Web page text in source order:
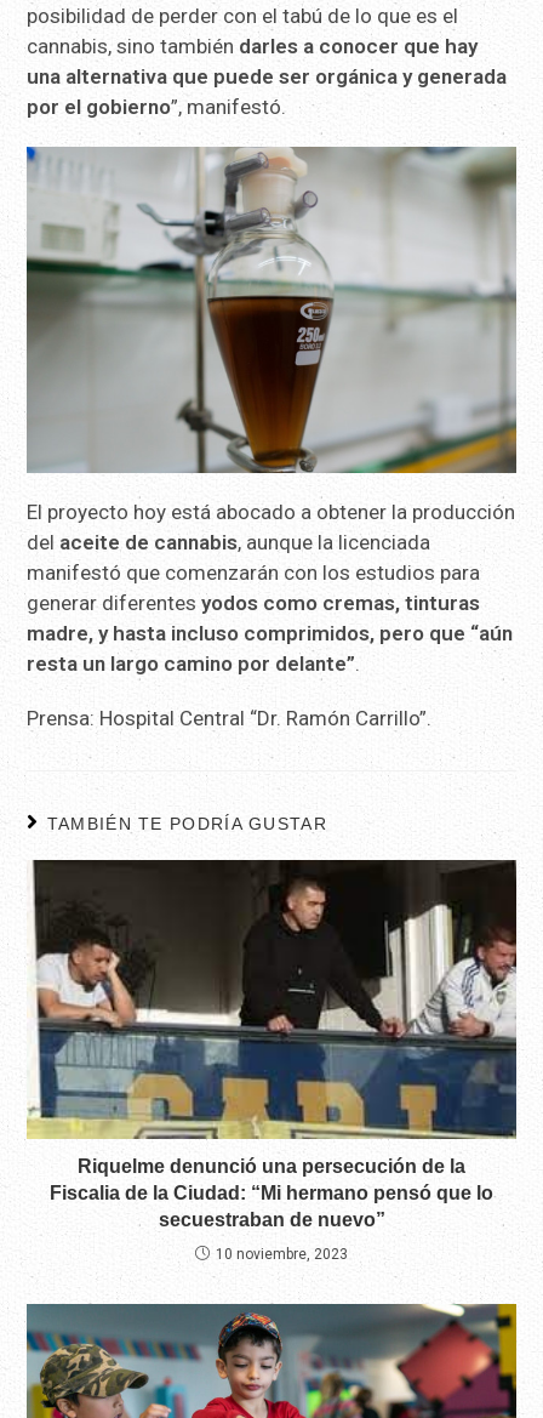
posibilidad de perder con el tabú de lo que es el
cannabis, sino también darles a conocer que hay
una alternativa que puede ser orgánica y generada
por el gobierno”, manifestó.
El proyecto hoy está abocado a obtener la producción
del aceite de cannabis, aunque la licenciada
manifestó que comenzarán con los estudios para
generar diferentesyodos como cremas, tinturas
madre, y hasta incluso comprimidos, pero que “aún
resta un largo camino por delante”.
Prensa: Hospital Central “Dr. Ramón Carrillo”.
TAMBIÉN TE PODRÍA GUSTAR
Riquelme denunció una persecución de la
Fiscalia de la Ciudad: “Mi hermano pensó que lo
secuestraban de nuevo”
10 noviembre, 2023